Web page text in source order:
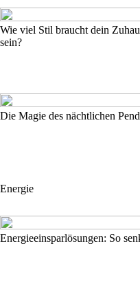
Wie viel Stil braucht dein
sein?
Die Magie des nächtlichen
Energie
Energieeinsparlösungen: So